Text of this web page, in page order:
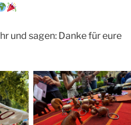
und sagen: Danke für eure